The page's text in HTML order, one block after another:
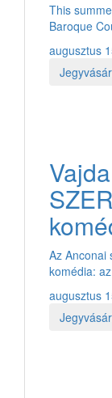
This
Baroque
augusztus
Az Anconai
komédia:
augusztus